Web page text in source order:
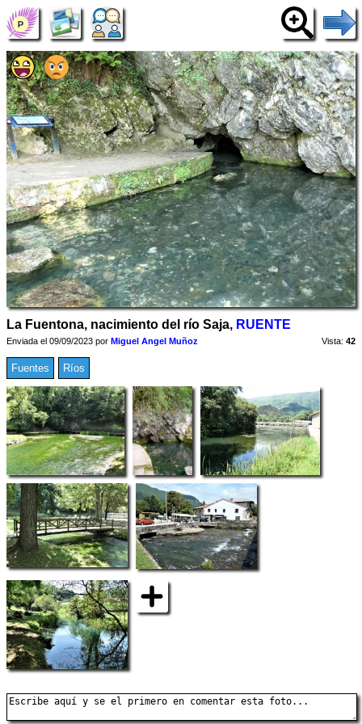
La Fuentona, nacimiento del río Saja, RUENTE
Enviada el 09/09/2023 por Miguel Angel Muñoz Vista: 42
Fuentes Ríos